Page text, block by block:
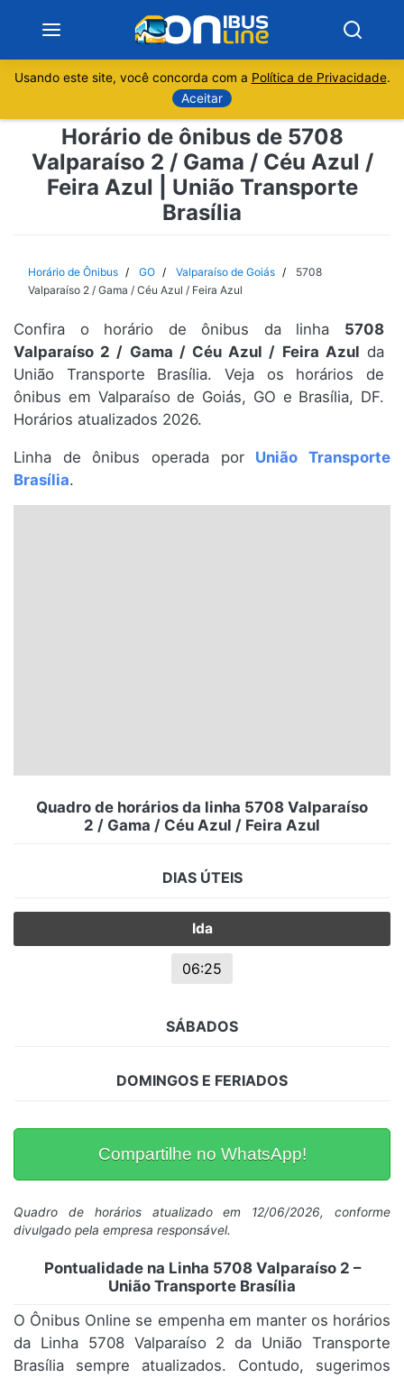
Sobre
Minas Gerais
Rio de Janeiro
Espírito Santo
Paraná
Santa Catarina
Rio Grande do Sul
Usando este site, você concorda com a Política de Privacidade.
Aceitar
Horário de ônibus de 5708
Valparaíso 2 / Gama / Céu Azul /
Feira Azul | União Transporte
Brasília
Horário de Ônibus GO Valparaíso de Goiás
5708
Valparaíso 2 / Gama / Céu Azul / Feira Azul
Confira o horário de ônibus da linha 5708
Valparaíso 2 / Gama / Céu Azul / Feira Azul da
União Transporte Brasília. Veja os horários de
ônibus em Valparaíso de Goiás, GO e Brasília, DF.
Horários atualizados 2026.
Linha de ônibus operada por União Transporte
Brasília.
Quadro de horários da linha 5708 Valparaíso
2 / Gama / Céu Azul / Feira Azul
DIAS ÚTEIS
Ida
06:25
SÁBADOS
DOMINGOS E FERIADOS
Compartilhe no WhatsApp!
Quadro de horários atualizado em 12/06/2026, conforme
divulgado pela empresa responsável.
Pontualidade na Linha 5708 Valparaíso 2 –
União Transporte Brasília
O Ônibus Online se empenha em manter os horários
da Linha 5708 Valparaíso 2 da União Transporte
Brasília sempre atualizados. Contudo, sugerimos